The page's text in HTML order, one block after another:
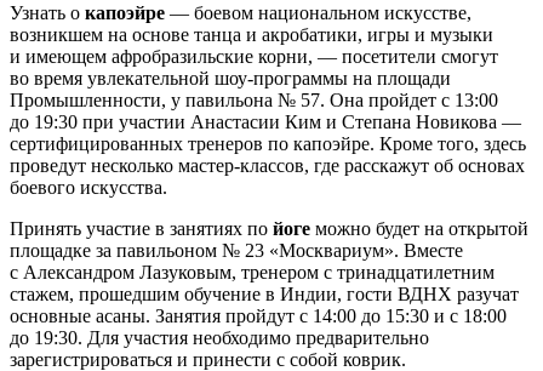
Узнать о капоэйре — боевом национальном искусстве,
возникшем на основе танца и акробатики, игры и музыки
и имеющем афробразильские корни, — посетители смогут
во время увлекательной шоу-программы на площади
Промышленности, у павильона № 57. Она пройдет с 13:00
до 19:30 при участии Анастасии Ким и Степана Новикова —
сертифицированных тренеров по капоэйре. Кроме того, здесь
проведут несколько мастер-классов, где расскажут об основах
боевого искусства.
Принять участие в занятиях по йоге можно будет на открытой
площадке за павильоном № 23 «Москвариум». Вместе
с Александром Лазуковым, тренером с тринадцатилетним
стажем, прошедшим обучение в Индии, гости ВДНХ разучат
основные асаны. Занятия пройдут с 14:00 до 15:30 и с 18:00
до 19:30. Для участия необходимо предварительно
зарегистрироваться и принести с собой коврик.